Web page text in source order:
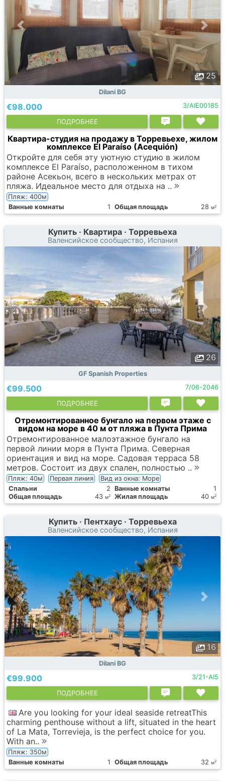
25
Dilani BG
€98.000 3/AIE00185
ПОДРОБНЕЕ
Квартира-студия на продажу в Торревьехе, жилом
комплексе El Paraíso (Acequión)
Откройте для себя эту уютную студию в жилом
комплексе El Paraíso, расположенном в тихом
районе Асекьон, всего в нескольких метрах от
пляжа. Идеальное место для отдыха на ..
Пляж: 400м
Ванные комнаты
1 Общая площадь 28 м2
Купить · Квартира · Торревьеха
Валенсийское сообщество, Испания
26
GF Spanish Properties
€99.500 7/06-2046
ПОДРОБНЕЕ
Отремонтированное бунгало на первом этаже с
видом на море в 40 м от пляжа в Пунта Прима
Отремонтированное малоэтажное бунгало на
первой линии моря в Пунта Прима. Северная
ориентация и вид на море. Садовая терраса 58
метров. Состоит из двух спален, полностью ..
Пляж: 40м Первая линия
Вид из окна: Море
Спальни
2 Ванные комнаты
1
Общая площадь
43 м2 Жилая площадь 40 м2
Купить · Пентхаус · Торревьеха
Валенсийское сообщество, Испания
16
Dilani BG
€99.900 3/21-AI5
ПОДРОБНЕЕ
Are you looking for your ideal seaside retreatThis
charming penthouse without a lift, situated in the heart
of La Mata, Torrevieja, is the perfect choice for you.
With an..
Пляж: 350м
Ванные комнаты
1 Общая площадь 32 м2